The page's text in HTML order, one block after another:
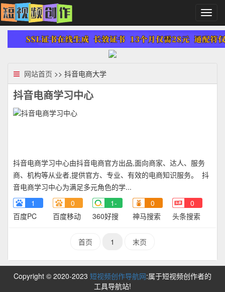
切
换
导
航
网站首页 >> 抖音电商大学
抖音电商学习中心
抖音电商学习中心由抖音电商官方出品,面向商家、达人、服务
商、机构等从业者,提供官方、专业、有效的电商知识服务。 抖
音电商学习中心为满足多元角色的学...
1
百度PC
0
百度移动
1-
360好搜
0
神马搜索
0
头条搜索
首页 1 末页
Copyright © 2020-2023 短视频创作导航网:属于短视频创作者的
工具导航站!